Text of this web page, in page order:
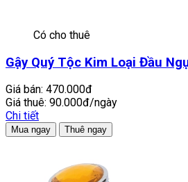
Có cho thuê
Gậy Quý Tộc Kim Loại Đầu
Giá bán: 470.000đ
Giá thuê: 90.000đ/ngày
Chi tiết
Mua ngay Thuê ngay